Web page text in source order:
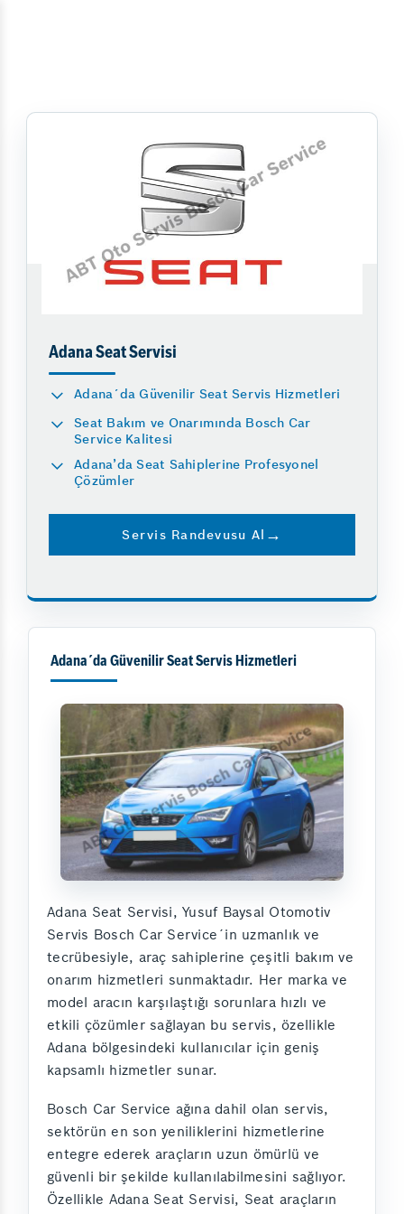
Adana Seat Servisi
Adana´da Güvenilir Seat Servis Hizmetleri
Seat Bakım ve Onarımında Bosch Car
Service Kalitesi
Adana’da Seat Sahiplerine Profesyonel
Çözümler
Servis Randevusu Al
Adana´da Güvenilir Seat Servis Hizmetleri
Adana Seat Servisi, Yusuf Baysal Otomotiv
Servis Bosch Car Service´in uzmanlık ve
tecrübesiyle, araç sahiplerine çeşitli bakım ve
onarım hizmetleri sunmaktadır. Her marka ve
model aracın karşılaştığı sorunlara hızlı ve
etkili çözümler sağlayan bu servis, özellikle
Adana bölgesindeki kullanıcılar için geniş
kapsamlı hizmetler sunar.
Bosch Car Service ağına dahil olan servis,
sektörün en son yeniliklerini hizmetlerine
entegre ederek araçların uzun ömürlü ve
güvenli bir şekilde kullanılabilmesini sağlıyor.
Özellikle Adana Seat Servisi, Seat araçların